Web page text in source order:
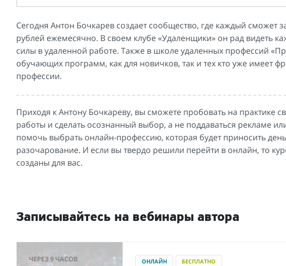
Сегодня Антон Бочкарев создает сообщество, где каждый сможет
рублей ежемесячно. В своем клубе «Удаленщики» он рад видеть
силы в удаленной работе. Также в школе удаленных профессий
обучающих программ, как для новичков, так и тех кто уже имеет
профессии.
Приходя к Антону Бочкареву, вы сможете пробовать на практике
работы и сделать осознанный выбор, а не поддаваться рекламе
помочь выбрать онлайн-профессию, которая будет приносить
разочарование. И если вы твердо решили перейти в онлайн, то
созданы для вас.
Записывайтесь на вебинары автора
ЧЕРЕЗ 9 ЧАСОВ ОНЛАЙН БЕСПЛАТНО